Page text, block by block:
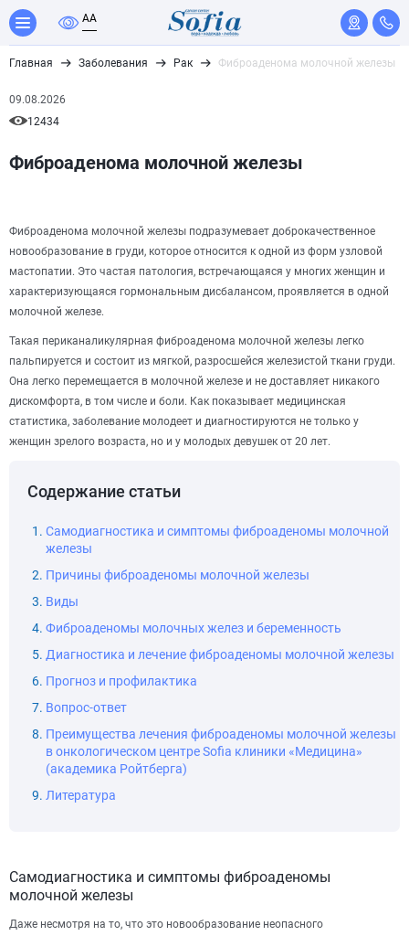
AA
Главная Заболевания Рак Фиброаденома молочной железы
09.08.2026
12434
Фиброаденома молочной железы
Фиброаденома молочной железы подразумевает доброкачественное
новообразование в груди, которое относится к одной из форм узловой
мастопатии. Это частая патология, встречающаяся у многих женщин и
характеризующаяся гормональным дисбалансом, проявляется в одной
молочной железе.
Такая периканаликулярная фиброаденома молочной железы легко
пальпируется и состоит из мягкой, разросшейся железистой ткани груди.
Она легко перемещается в молочной железе и не доставляет никакого
дискомфорта, в том числе и боли. Как показывает медицинская
статистика, заболевание молодеет и диагностируются не только у
женщин зрелого возраста, но и у молодых девушек от 20 лет.
Содержание статьи
Самодиагностика и симптомы фиброаденомы молочной
железы
Причины фиброаденомы молочной железы
Виды
Фиброаденомы молочных желез и беременность
Диагностика и лечение фиброаденомы молочной железы
Прогноз и профилактика
Вопрос-ответ
Преимущества лечения фиброаденомы молочной железы
в онкологическом центре Sofia клиники «Медицина»
(академика Ройтберга)
Литература
Самодиагностика и симптомы фиброаденомы
молочной железы
Даже несмотря на то, что это новообразование неопасного